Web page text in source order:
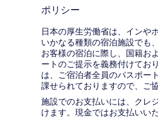
ポリシー
日本の厚生労働省は、インや
いかなる種類の宿泊施設でも
お客様の宿泊に際し、国籍お
ートのご提示を義務付け​てお
は、ご宿泊者全員のパスポー
課せられておりますの​で、ご
施設でのお支払いには、クレ
けます。現金ではお支払いい